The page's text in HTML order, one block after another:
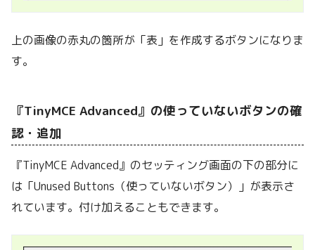
上の画像の赤丸の箇所が「表」を作成するボタンになりま
す。
『TinyMCE Advanced』の使っていないボタンの確
認・追加
『TinyMCE Advanced』のセッティング画面の下の部分に
は「Unused Buttons（使っていないボタン）」が表示さ
れています。付け加えることもできます。